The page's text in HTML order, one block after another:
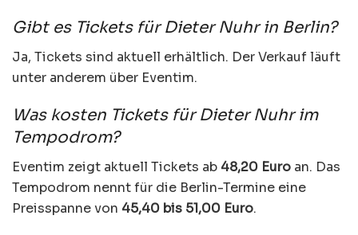
Gibt es Tickets für Dieter Nuhr in Berlin?
Ja, Tickets sind aktuell erhältlich. Der Verkauf läuft
unter anderem über Eventim.
Was kosten Tickets für Dieter Nuhr im
Tempodrom?
Eventim zeigt aktuell Tickets ab 48,20 Euro an. Das
Tempodrom nennt für die Berlin-Termine eine
Preisspanne von 45,40 bis 51,00 Euro.